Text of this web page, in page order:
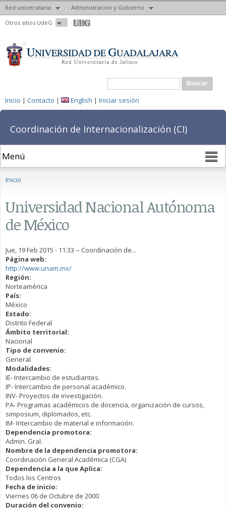
Red universitaria
Administración y Gobierno
Otros sitios UdeG
Pasar al
contenido
Formulario de búsqueda
Buscar
Inicio | Contacto | English | Iniciar sesión
Coordinación de Internacionalización (CI)
Se encuentra usted aquí
Inicio
Universidad Nacional Autónoma
de México
Jue, 19 Feb 2015 - 11:33 -- Coordinación de...
Página web:
http://www.unam.mx/
Región:
Norteamérica
País:
México
Estado:
Distrito Federal
Ámbito territorial:
Nacional
Tipo de convenio:
General
Modalidades:
IE- Intercambio de estudiantes.
IP- Intercambio de personal académico.
INV- Proyectos de investigación.
PA- Programas académicos de docencia, organización de cursos,
simposium, diplomados, etc.
IM- Intercambio de material e información.
Dependencia promotora:
Admin. Gral.
Nombre de la dependencia promotora:
Coordinación General Académica (CGA)
Dependencia a la que Aplica:
Todos los Centros
Fecha de inicio:
Viernes 06 de Octubre de 2000
Duración del convenio: